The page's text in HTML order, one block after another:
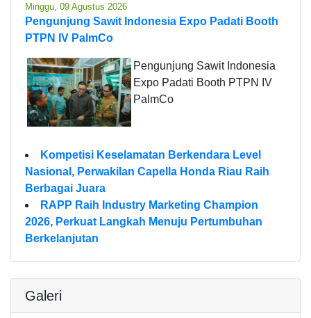
Minggu, 09 Agustus 2026
Pengunjung Sawit Indonesia Expo Padati Booth
PTPN IV PalmCo
Pengunjung Sawit Indonesia
Expo Padati Booth PTPN IV
PalmCo
Kompetisi Keselamatan Berkendara Level
Nasional, Perwakilan Capella Honda Riau Raih
Berbagai Juara
RAPP Raih Industry Marketing Champion
2026, Perkuat Langkah Menuju Pertumbuhan
Berkelanjutan
Galeri